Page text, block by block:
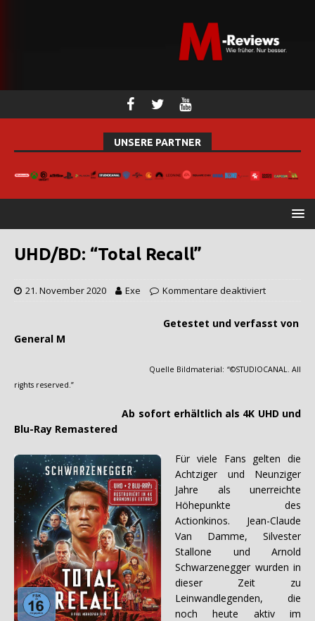
UNSERE PARTNER
UHD/BD: “Total Recall”
21. November 2020 Exe Kommentare deaktiviert
Getestet und verfasst von
General M
Quelle Bildmaterial: “©STUDIOCANAL. All
rights reserved.”
Ab sofort erhältlich als 4K UHD und
Blu-Ray Remastered
Für viele Fans gelten die
Achtziger und Neunziger
Jahre als unerreichte
Höhepunkte des
Actionkinos. Jean-Claude
Van Damme, Silvester
Stallone und Arnold
Schwarzenegger wurden in
dieser Zeit zu
Leinwandlegenden, die
noch heute aktiv im